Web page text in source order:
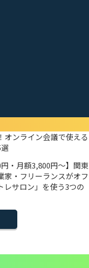
オンライン会議で使える
円・月額3,800円〜】関東
家・フリーランスがオフ
レサロン」を使う3つの